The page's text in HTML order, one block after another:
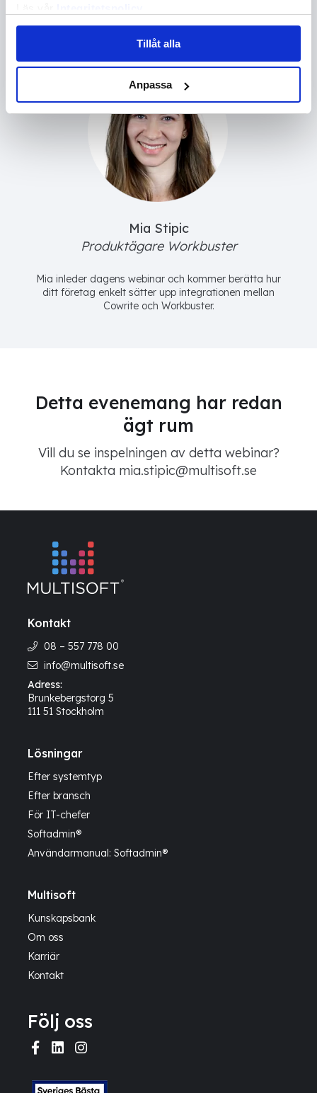
Läs mer om våraCookies
Tillåt alla
Anpassa
Magnus kommer presentera Cowrite och demonstrera
Mia Stipic
Produktägare Workbuster
Mia inleder dagens webinar och kommer berätta hur
ditt företag enkelt sätter upp integrationen mellan
Cowrite och Workbuster.
Detta evenemang har redan
ägt rum
Vill du se inspelningen av detta webinar?
Kontakta mia.stipic@multisoft.se
Kontakt
08 – 557 778 00
info@multisoft.se
Adress:
Brunkebergstorg 5
111 51 Stockholm
Lösningar
Efter systemtyp
Efter bransch
För IT-chefer
Softadmin®
Användarmanual: Softadmin®
Multisoft
Kunskapsbank
Om oss
Karriär
Kontakt
Följ oss